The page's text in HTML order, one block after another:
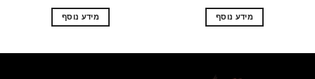
מידע נוסף מידע נוסף